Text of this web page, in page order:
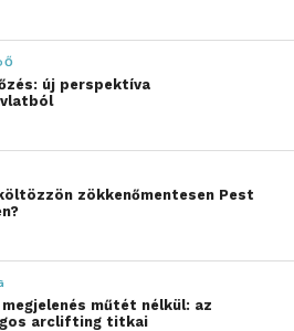
új perspektíva
zökkenőmentesen Pest
műtét nélkül: az
arclifting titkai